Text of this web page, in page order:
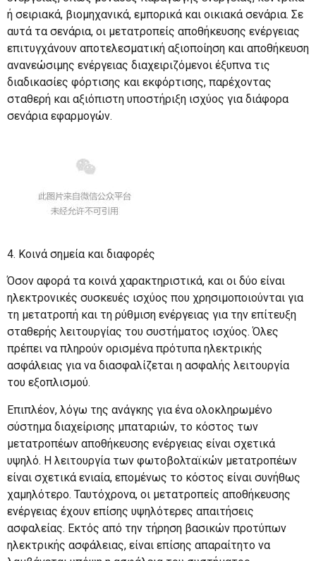
ή σειριακά, βιομηχανικά, εμπορικά και οικιακά σενάρια. Σε
αυτά τα σενάρια, οι μετατροπείς αποθήκευσης ενέργειας
επιτυγχάνουν αποτελεσματική αξιοποίηση και αποθήκευση
ανανεώσιμης ενέργειας διαχειριζόμενοι έξυπνα τις
διαδικασίες φόρτισης και εκφόρτισης, παρέχοντας
σταθερή και αξιόπιστη υποστήριξη ισχύος για διάφορα
σενάρια εφαρμογών.
4. Κοινά σημεία και διαφορές
Όσον αφορά τα κοινά χαρακτηριστικά, και οι δύο είναι
ηλεκτρονικές συσκευές ισχύος που χρησιμοποιούνται για
τη μετατροπή και τη ρύθμιση ενέργειας για την επίτευξη
σταθερής λειτουργίας του συστήματος ισχύος. Όλες
πρέπει να πληρούν ορισμένα πρότυπα ηλεκτρικής
ασφάλειας για να διασφαλίζεται η ασφαλής λειτουργία
του εξοπλισμού.
Επιπλέον, λόγω της ανάγκης για ένα ολοκληρωμένο
σύστημα διαχείρισης μπαταριών, το κόστος των
μετατροπέων αποθήκευσης ενέργειας είναι σχετικά
υψηλό. Η λειτουργία των φωτοβολταϊκών μετατροπέων
είναι σχετικά ενιαία, επομένως το κόστος είναι συνήθως
χαμηλότερο. Ταυτόχρονα, οι μετατροπείς αποθήκευσης
ενέργειας έχουν επίσης υψηλότερες απαιτήσεις
ασφαλείας. Εκτός από την τήρηση βασικών προτύπων
ηλεκτρικής ασφάλειας, είναι επίσης απαραίτητο να